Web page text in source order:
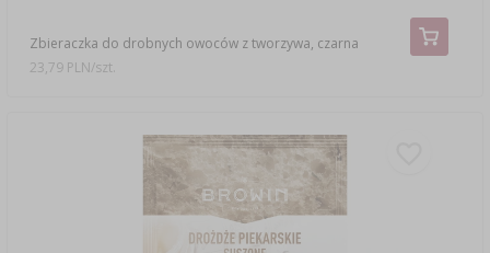
Zbieraczka do drobnych owoców z tworzywa, czarna
23,79 PLN/szt.